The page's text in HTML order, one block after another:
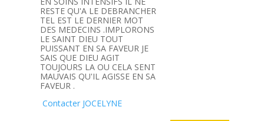
RESTE QU'A LE DEBRANCHER
TEL EST LE DERNIER MOT
DES MEDECINS .IMPLORONS
LE SAINT DIEU TOUT
PUISSANT EN SA FAVEUR JE
SAIS QUE DIEU AGIT
TOUJOURS LA OU CELA SENT
MAUVAIS QU'IL AGISSE EN SA
FAVEUR .
Contacter JOCELYNE